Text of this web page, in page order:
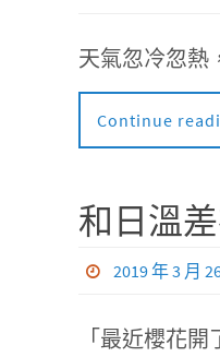
天氣忽冷忽熱
Continue
和日溫
2019 年 3 月
「最近櫻花